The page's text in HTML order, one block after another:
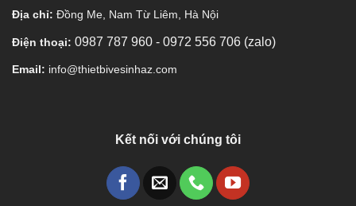
Địa chỉ: Đồng Me, Nam Từ Liêm, Hà Nội
Điện thoại: 0987 787 960 - 0972 556 706 (zalo)
Email: info@thietbivesinhaz.com
Kết nối với chúng tôi